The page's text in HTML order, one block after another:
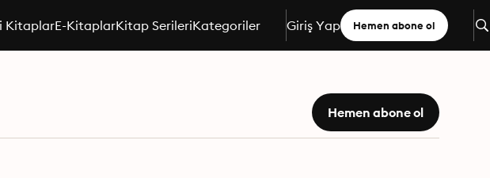
KitaplarE-KitaplarKitap SerileriKategoriler Giriş Yap Hemen abone ol
Hemen abone ol